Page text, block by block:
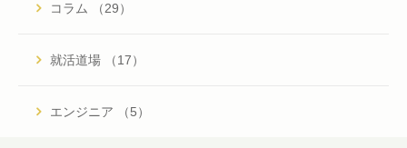
コラム （29）
就活道場 （17）
エンジニア （5）